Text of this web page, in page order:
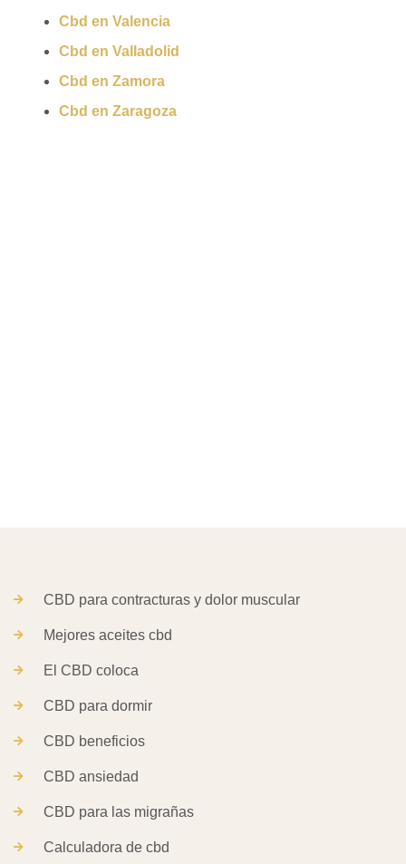
Cbd en Valencia
Cbd en Valladolid
Cbd en Zamora
Cbd en Zaragoza
CBD para contracturas y dolor muscular
Mejores aceites cbd
El CBD coloca
CBD para dormir
CBD beneficios
CBD ansiedad
CBD para las migrañas
Calculadora de cbd